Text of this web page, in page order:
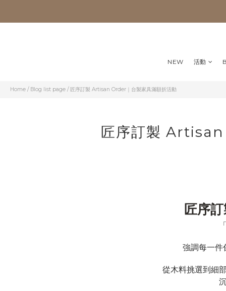
NEW 活動
Home / Blog list page / 匠序訂製 Artisan Order｜台製家具滿額折活動
匠序訂製 Artisan
匠序
強調每一件
從木料挑選到細